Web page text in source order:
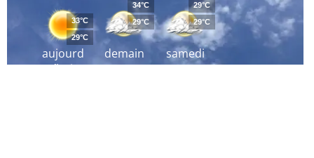
aujourd
´hui
33°C
29°C
demain
34°C
29°C
samedi
29°C
29°C